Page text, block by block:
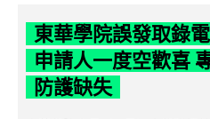
東華學院誤發取錄
申請人一度空歡喜
防護缺失